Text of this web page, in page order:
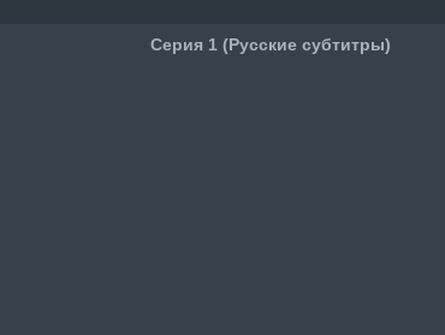
Серия 1 (Русские субтитры)